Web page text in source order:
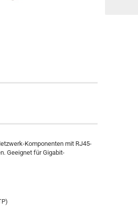
Komponenten mit RJ45-
Geeignet für Gigabit-